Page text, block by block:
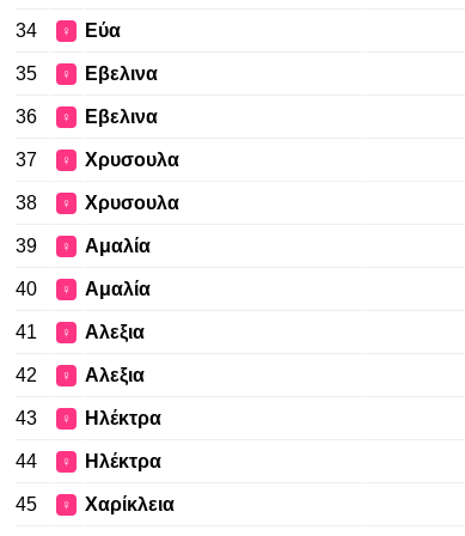
34 ♀ Εύα
35 ♀ Εβελινα
36 ♀ Εβελινα
37 ♀ Χρυσουλα
38 ♀ Χρυσουλα
39 ♀ Αμαλία
40 ♀ Αμαλία
41 ♀ Αλεξια
42 ♀ Αλεξια
43 ♀ Ηλέκτρα
44 ♀ Ηλέκτρα
45 ♀ Χαρίκλεια